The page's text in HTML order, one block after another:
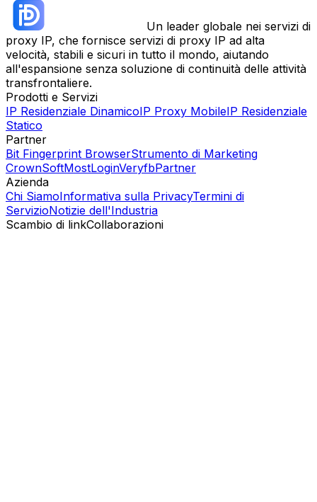
Un leader globale nei servizi di
proxy IP, che fornisce servizi di proxy IP ad alta
velocità, stabili e sicuri in tutto il mondo, aiutando
all'espansione senza soluzione di continuità delle attività
transfrontaliere.
Prodotti e Servizi
IP Residenziale DinamicoIP Proxy MobileIP Residenziale
Statico
Partner
Bit Fingerprint BrowserStrumento di Marketing
CrownSoftMostLoginVeryfbPartner
Azienda
Chi SiamoInformativa sulla PrivacyTermini di
ServizioNotizie dell'Industria
Scambio di linkCollaborazioni